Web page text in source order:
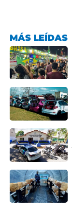
MÁS LEÍDAS